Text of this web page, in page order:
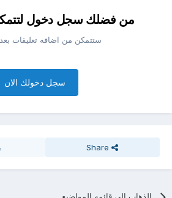
من فضلك سجل دخول
ستتمكن من اضافه تعليقات بعد
سجل دخولك الان
Share